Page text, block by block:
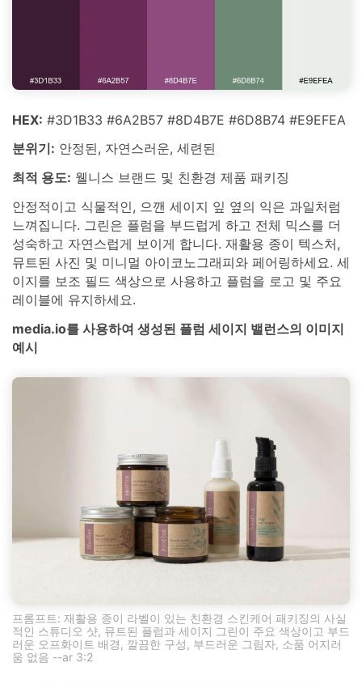
HEX: #3D1B33 #6A2B57 #8D4B7E #6D8B74 #E9EFEA
분위기: 안정된, 자연스러운, 세련된
최적 용도: 웰니스 브랜드 및 친환경 제품 패키징
안정적이고 식물적인, 으깬 세이지 잎 옆의 익은 과일처럼
느껴집니다. 그린은 플럼을 부드럽게 하고 전체 믹스를 더
성숙하고 자연스럽게 보이게 합니다. 재활용 종이 텍스처,
뮤트된 사진 및 미니멀 아이코노그래피와 페어링하세요. 세
이지를 보조 필드 색상으로 사용하고 플럼을 로고 및 주요
레이블에 유지하세요.
media.io를 사용하여 생성된 플럼 세이지 밸런스의 이미지
예시
프롬프트: 재활용 종이 라벨이 있는 친환경 스킨케어 패키징의 사실
적인 스튜디오 샷, 뮤트된 플럼과 세이지 그린이 주요 색상이고 부드
러운 오프화이트 배경, 깔끔한 구성, 부드러운 그림자, 소품 어지러
움 없음 --ar 3:2